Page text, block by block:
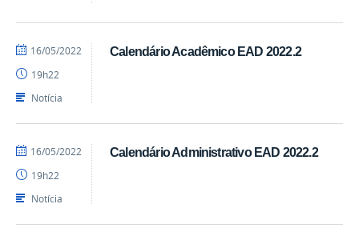
Calendário Acadêmico EAD 2022.2
por
-
SEAD
publicado
16/05/2022
19h22
Notícia
Calendário Administrativo EAD 2022.2
por
-
SEAD
publicado
16/05/2022
19h22
Notícia